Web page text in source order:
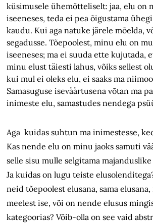
küsimusele ühemõtteliselt: jaa, elu on
iseeneses, teda ei pea õigustama
kaudu. Kui aga natuke järele mõelda,
segadusse. Tõepoolest, minu elu on
iseeneses; ma ei suuda ette kujutada,
minu elust täiesti lahus, võiks sellest
kui mul ei oleks elu, ei saaks ma
Samasuguse iseväärtusena võtan ma
inimeste elu, samastudes nendega
Aga kuidas suhtun ma inimestesse,
Kas nende elu on minu jaoks samuti
selle sisu mulle selgitama
Ja kuidas on lugu teiste
neid tõepoolest elusana, sama
meelest ise, või on nende elusus
kategoorias? Võib-olla on see vaid